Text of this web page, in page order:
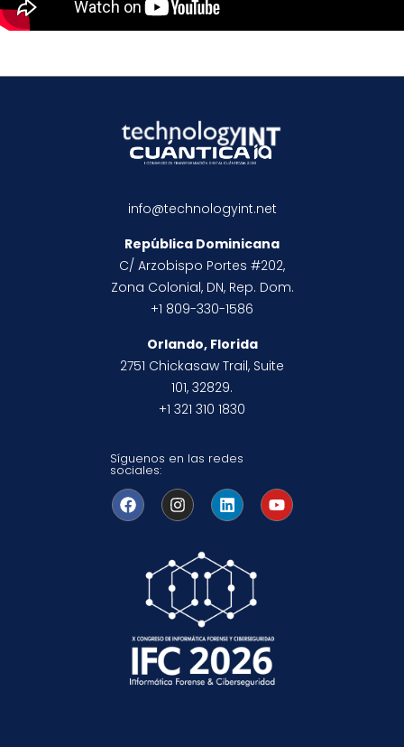
info@technologyint.net
República Dominicana
C/ Arzobispo Portes #202,
Zona Colonial, DN, Rep. Dom.
+1 809-330-1586
Orlando, Florida
2751 Chickasaw Trail, Suite
101, 32829.
+1 321 310 1830
Síguenos en las redes
sociales: